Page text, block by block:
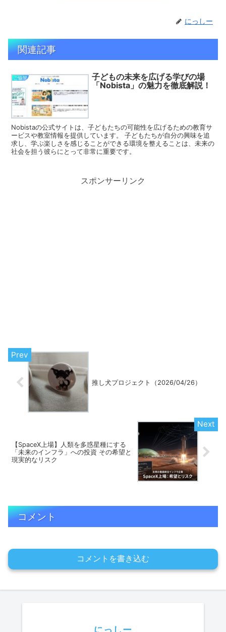
にっしー
関連記事
ご協賛
子どもの未来を広げる学びの場
「Nobista」の魅力を徹底解説！
Nobistaの公式サイトは、子どもたちの可能性を広げるための教育サ
ービスや教室情報を提供しています。 子どもたちが自分の興味を追
求し、学ぶ楽しさを感じることができる環境を整えることは、未来の
社会を担う彼らにとって非常に重要です。
スポンサーリンク
推し犬プロジェクト（2026/04/26）
【SpaceX上場】人類を多惑星種にする
「未来のインフラ」への投資 その希望と
現実的なリスク
コメント
コメントを書き込む
にっしー